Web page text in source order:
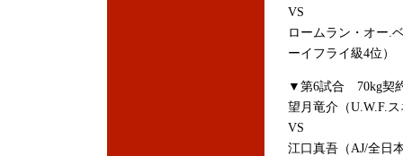
VS
ロームラン・オー.
ーイフライ級4位）
▼第6試合 70kg契
望月竜介（U.W.F.
VS
江口真吾（AJ/全日